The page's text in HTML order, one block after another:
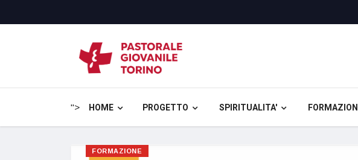
"> HOME PROGETTO SPIRITUALITA'
FORMAZIONE